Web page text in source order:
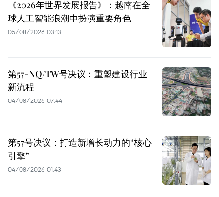
《2026年世界发展报告》：越南在全
球人工智能浪潮中扮演重要角色
05/08/2026 03:13
第57-NQ/TW号决议：重塑建设行业
新流程
04/08/2026 07:44
第57号决议：打造新增长动力的“核心
引擎”
04/08/2026 01:43